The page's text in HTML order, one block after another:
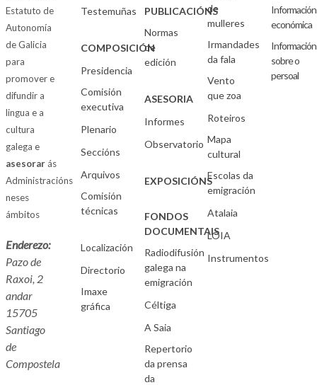
Estatuto de
Autonomía
de Galicia
para
promover e
difundir a
lingua e a
cultura
galega e
asesorarás
Administracións
neses
ámbitos
Enderezo:
Pazo de
Raxoi, 2
andar
15705
Santiago
de
Compostela
Testemuñas
COMPOSICIÓN
Presidencia
Comisión
executiva
Plenario
Seccións
Arquivos
Comisión
técnicas
Localización
Directorio
Imaxe
gráfica
PUBLICACIÓNS
Normas
de
edición
ASESORIA
Informes
Observatorio
EXPOSICIÓNS
FONDOS
DOCUMENTAIS
Radiodifusión
galega na
emigración
Céltiga
A Saia
Repertorio
da prensa
da
de
mulleres
Irmandades
da fala
Vento
que zoa
Roteiros
Mapa
cultural
Escolas da
emigración
Atalaia
LOIA
Instrumentos
Información
económica
Información
sobre o
persoal